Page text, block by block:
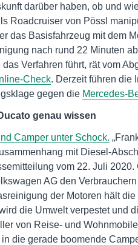
darüber haben, ob und
Roadcruiser von Pössl
das Basisfahrzeug mit dem
nach rund 22 Minuten
Verfahren führt, rät vom
Check. Derzeit führen die
gegen die Mercedes-
genau wissen
Camper unter Schock.
mit Diesel-
vom 22. Juli
AG den
der Motoren hält
die Umwelt verpestet und
von Reise- und
die gerade boomende